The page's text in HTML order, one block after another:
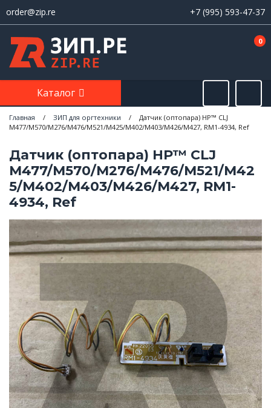
order@zip.re +7 (995) 593-47-37
0
Каталог
Главная / ЗИП для оргтехники /
Датчик (оптопара) HP™ CLJ
M477/M570/M276/M476/M521/M425/M402/M403/M426/M427, RM1-4934, Ref
Датчик (оптопара) HP™ CLJ
M477/M570/M276/M476/M521/M42
5/M402/M403/M426/M427, RM1-
4934, Ref